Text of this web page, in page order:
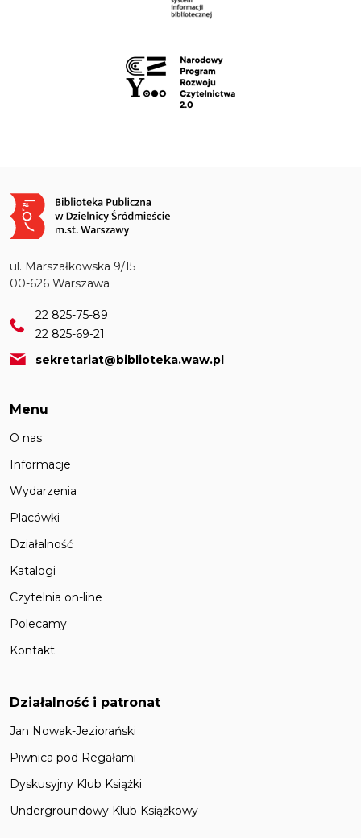
Obraz
ul. Marszałkowska 9/15
00-626 Warszawa
22 825-75-89
22 825-69-21
sekretariat@biblioteka.waw.pl
Menu
O nas
Informacje
Wydarzenia
Placówki
Działalność
Katalogi
Czytelnia on-line
Polecamy
Kontakt
Działalność i patronat
Jan Nowak-Jeziorański
Piwnica pod Regałami
Dyskusyjny Klub Książki
Undergroundowy Klub Książkowy